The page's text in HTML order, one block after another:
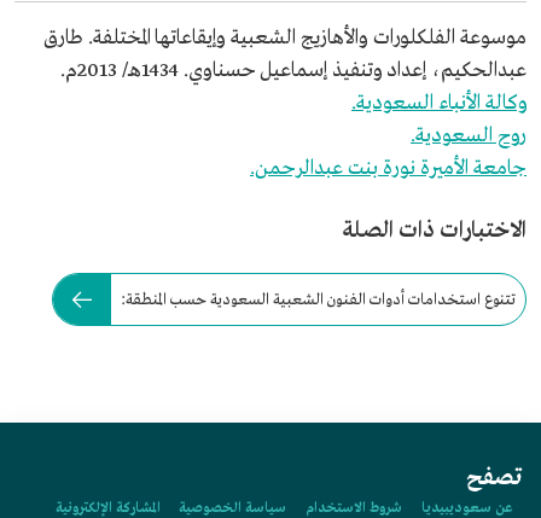
موسوعة الفلكلورات والأهازيج الشعبية وإيقاعاتها المختلفة. طارق
عبدالحكيم، إعداد وتنفيذ إسماعيل حسناوي. 1434هـ/ 2013م.
وكالة الأنباء السعودية.
روح السعودية.
جامعة الأميرة نورة بنت عبدالرحمن.
الاختبارات ذات الصلة
تتنوع استخدامات أدوات الفنون الشعبية السعودية حسب المنطقة:
تصفح
عن سعوديبيديا شروط الاستخدام سياسة الخصوصية
المشاركة الإلكترونية